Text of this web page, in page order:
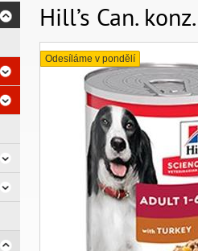
Hill’s Can.
Odesíláme v pondělí